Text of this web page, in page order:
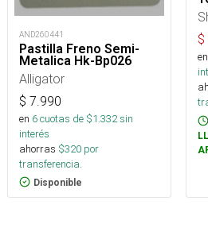
AND260441
Pastilla Freno Semi-
Metalica Hk-Bp026
Alligator
$ 7.990
en 6cuotas de $1.332sin
interés
ahorras $320 por
transferencia.
Disponible
$
en